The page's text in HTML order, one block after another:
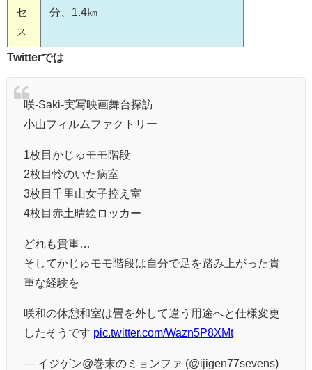
セ
ス
分、1.4㎞
Twitterでは
咲-Saki-実写映画舞台探訪
小山フィルムファクトリー
1枚目かじゅモモ階段
2枚目怜のいた病室
3枚目千里山女子控え室
4枚目赤土晴絵ロッカー
どれも貴重…
そしてかじゅモモ階段は自分で足を踏み上がった貴
重な経験を
咲和の休憩和室は畳を外して違う用途へと仕様変更
したそうです pic.twitter.com/Wazn5P8XMt
— イジゲン@巻末のミョンファ (@ijigen77sevens)